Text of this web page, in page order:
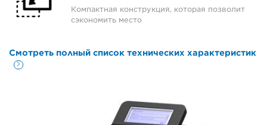
Компактная конструкция, которая позволит
сэкономить место
Смотреть полный список технических характеристик